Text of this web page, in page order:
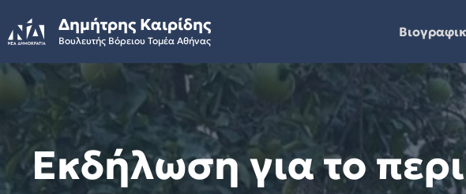
to
content
Δημήτρης Καιρίδης
Βουλευτής Βόρειου Τομέα Αθήνας
Εκδήλωση για το